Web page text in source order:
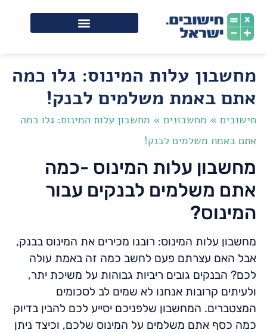
מחשבון עלות המינוס: גלו כמה
אתם באמת משלמים לבנק!
חישובים » מחשבונים » מחשבון עלות המינוס: גלו כמה
אתם באמת משלמים לבנק!
מחשבון עלות המינוס -כמה
אתם משלמים לבנקים עבור
המינוס?
מחשבון עלות המינוס: רובנו מכירים את המינוס בבנק,
אבל האם עצרתם פעם לחשב כמה זה באמת עולה
לכם? הבנקים גובים ריביות גבוהות על משיכת יתר,
ולעיתים קרובות אנחנו לא שמים לב לסכומים
המצטברים. המחשבון שלפניכם יסייע לכם להבין בדיוק
כמה כסף אתם משלמים על המינוס שלכם, וכיצד ניתן